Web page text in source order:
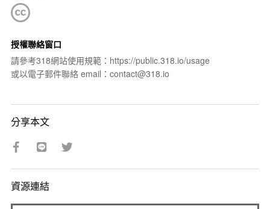
授權聯絡窗口
請參考318網站使用規範：https://public.318.io/usage
或以電子郵件聯絡 email：contact@318.io
分享本文
資源連結